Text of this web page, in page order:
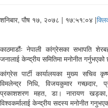
शनिबार, पौष १७, २०७८ | १७:५१:०४ |
काठमाडौंः नेपाली कांग्रेसका सभापति
जनालाई केन्द्रीय समितिमा मनोनीत
कांग्रेस पार्टी कार्यालयका मुख्य सचिव
विमलेन्द्र निधि, विजयकुमार गच्छदार,
प्रकाशशरण महत, डा। नारायण खड्का,
विश्वकर्मालाई केन्द्रीय सदस्य मनोनीत